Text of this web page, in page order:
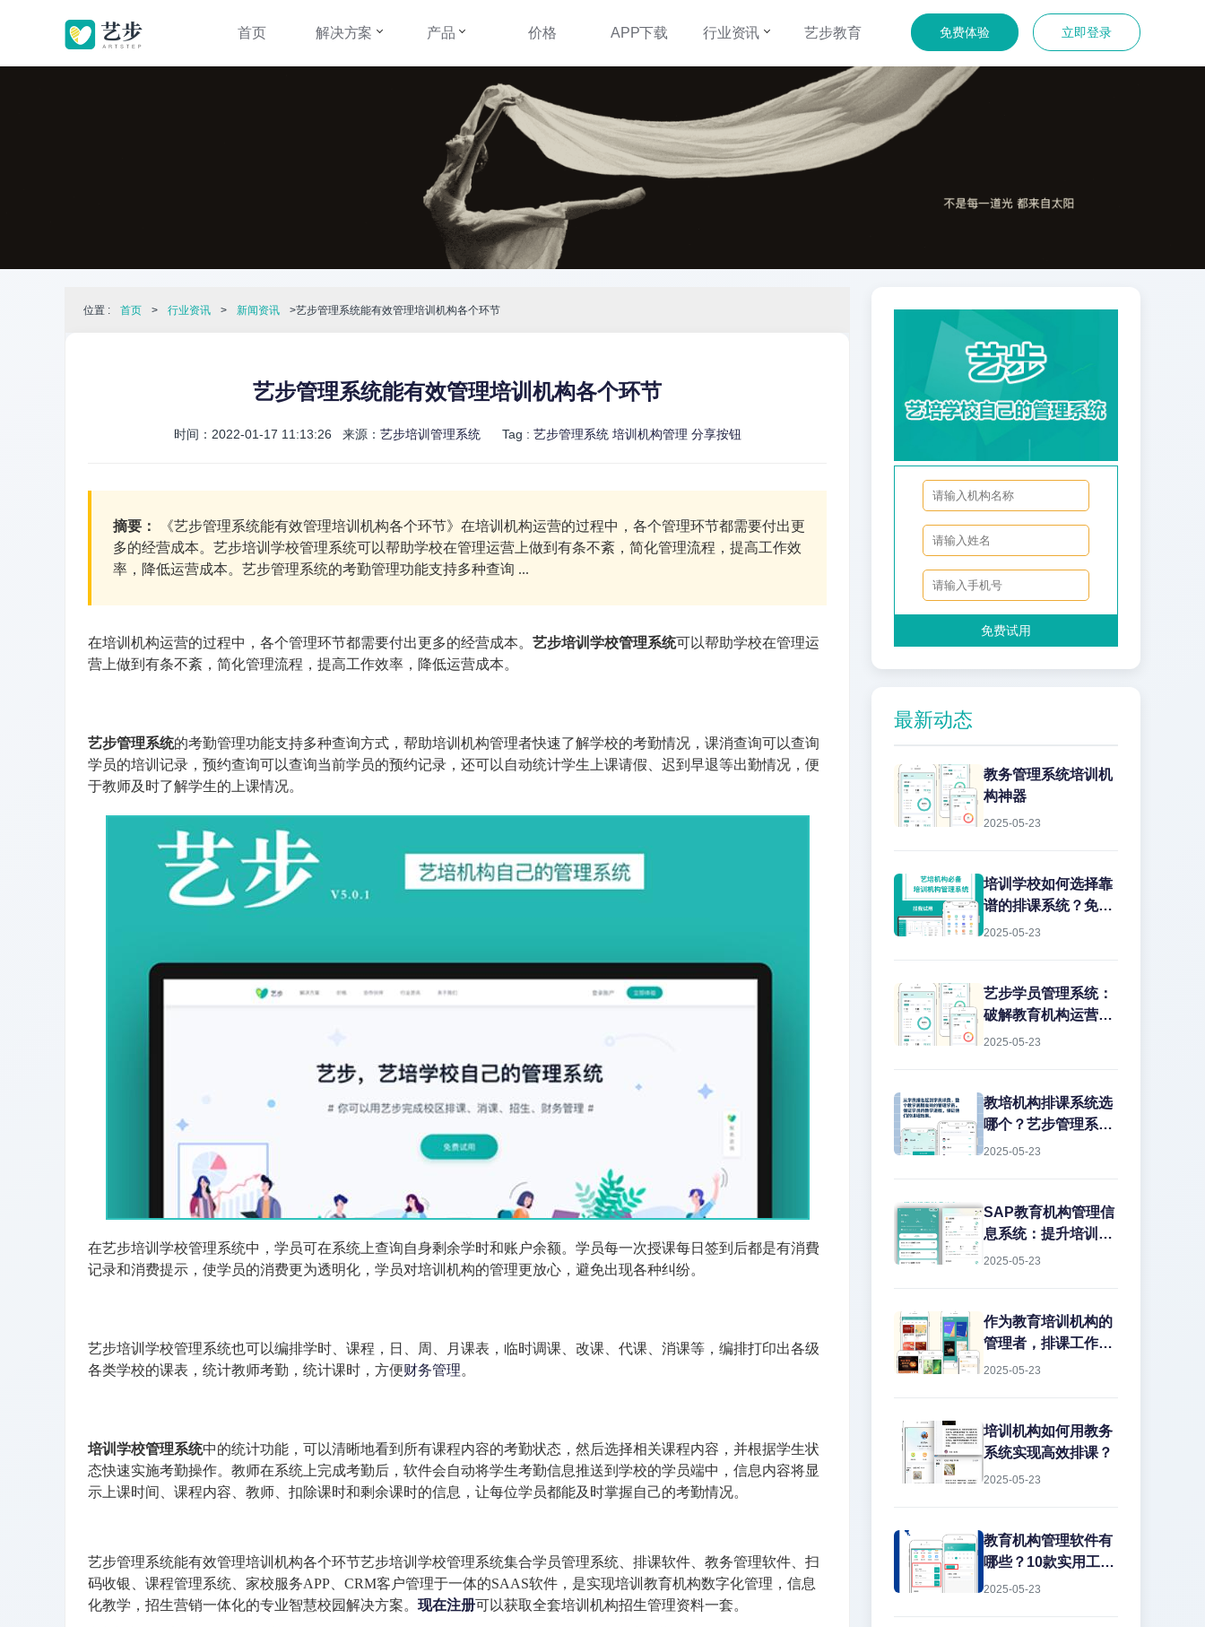
首页 解决方案 产品 价格 APP下载 行业资讯 艺步教育 免费体验 立即登录
位置 : 首页 > 行业资讯 > 新闻资讯 >艺步管理系统能有效管理培训机构各个环节
艺步管理系统能有效管理培训机构各个环节
时间：2022-01-17 11:13:26 来源： 艺步培训管理系统Tag : 艺步管理系统 培训机构管理 分享按钮
摘要：
《艺步管理系统能有效管理培训机构各个环节》在培训机构运营的过程中，各个管理环节都需要付出更
多的经营成本。艺步培训学校管理系统可以帮助学校在管理运营上做到有条不紊，简化管理流程，提高工作效
率，降低运营成本。艺步管理系统的考勤管理功能支持多种查询 ...
在培训机构运营的过程中，各个管理环节都需要付出更多的经营成本。 艺步培训学校管理系统可以帮助学校在管理运
营上做到有条不紊，简化管理流程，提高工作效率，降低运营成本。
艺步管理系统的考勤管理功能支持多种查询方式，帮助培训机构管理者快速了解学校的考勤情况，课消查询可以查询
学员的培训记录，预约查询可以查询当前学员的预约记录，还可以自动统计学生上课请假、迟到早退等出勤情况，便
于教师及时了解学生的上课情况。
在艺步培训学校管理系统中，学员可在系统上查询自身剩余学时和账户余额。学员每一次授课每日签到后都是有消費
记录和消费提示，使学员的消费更为透明化，学员对培训机构的管理更放心，避免出现各种纠纷。
艺步培训学校管理系统也可以编排学时、课程，日、周、月课表，临时调课、改课、代课、消课等，编排打印出各级
各类学校的课表，统计教师考勤，统计课时，方便财务管理。
培训学校管理系统中的统计功能，可以清晰地看到所有课程内容的考勤状态，然后选择相关课程内容，并根据学生状
态快速实施考勤操作。教师在系统上完成考勤后，软件会自动将学生考勤信息推送到学校的学员端中，信息内容将显
示上课时间、课程内容、教师、扣除课时和剩余课时的信息，让每位学员都能及时掌握自己的考勤情况。
艺步管理系统能有效管理培训机构各个环节艺步培训学校管理系统集合学员管理系统、排课软件、教务管理软件、扫
码收银、课程管理系统、家校服务APP、CRM客户管理于一体的SAAS软件，是实现培训教育机构数字化管理，信息
化教学，招生营销一体化的专业智慧校园解决方案。 现在注册可以获取全套培训机构招生管理资料一套。
免费试用
最新动态
教务管理系统培训机
构神器
2025-05-23
培训学校如何选择靠
谱的排课系统？免费
版真的能用吗？
2025-05-23
艺步学员管理系统：
破解教育机构运营痛
点的智能解决方案
2025-05-23
教培机构排课系统选
哪个？艺步管理系统
深度解析作为教培行
务管理上栽跟头。排
课冲突、教室闲置、
教师超负荷...这些痛
结合实战经验，聊聊
如何用专业系统解决
2025-05-23
SAP教育机构管理信
息系统：提升培训效
率的数字化解决方案
混乱、学员信息分
散、财务对账困难等
痛点。传统的人工管
SAP教育机构管理信
息系统正是为解决这
2025-05-23
作为教育培训机构的
管理者，排课工作一
直是让人头疼的大问
2025-05-23
培训机构如何用教务
系统实现高效排课？
2025-05-23
教育机构管理软件有
哪些？10款实用工具
推荐
2025-05-23